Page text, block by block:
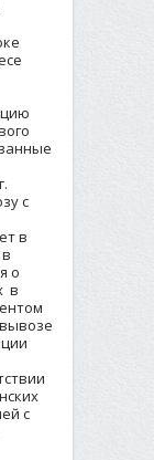
с
в
о
в
с